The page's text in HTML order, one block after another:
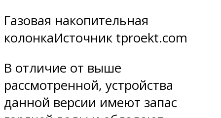
Газовая накопительная
колонкаИсточник tproekt.com
В отличие от выше
рассмотренной, устройства
данной версии имеют запас